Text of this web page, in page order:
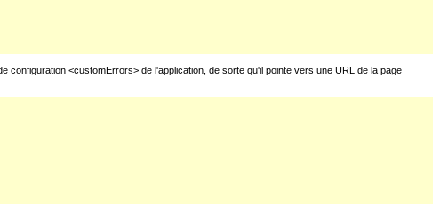
<customErrors> de l'application, de sorte qu'il pointe vers une URL de la page